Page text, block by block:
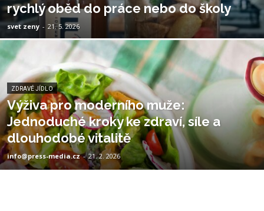
rychlý oběd do práce nebo do školy
svet zeny - 21. 5. 2026
ZDRAVÉ JÍDLO
Výživa pro moderního muže:
Jednoduché kroky ke zdraví, síle a
dlouhodobé vitalitě
info@press-media.cz - 21. 2. 2026